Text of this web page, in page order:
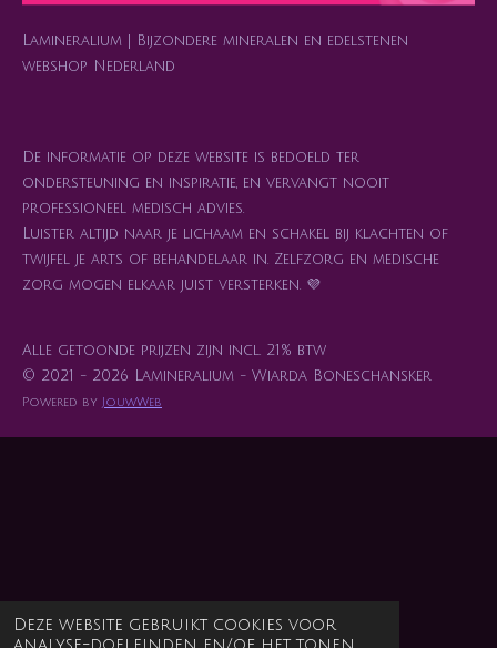
Deze website gebruikt cookies voor
Lamineralium | Bijzondere mineralen en edelstenen
webshop Nederland
De informatie op deze website is bedoeld ter
ondersteuning en inspiratie, en vervangt nooit
professioneel medisch advies.
Luister altijd naar je lichaam en schakel bij klachten of
twijfel je arts of behandelaar in. Zelfzorg en medische
zorg mogen elkaar juist versterken. 💜
Alle getoonde prijzen zijn incl. 21% btw
© 2021 - 2026 Lamineralium - Wiarda Boneschansker
Powered by JouwWeb